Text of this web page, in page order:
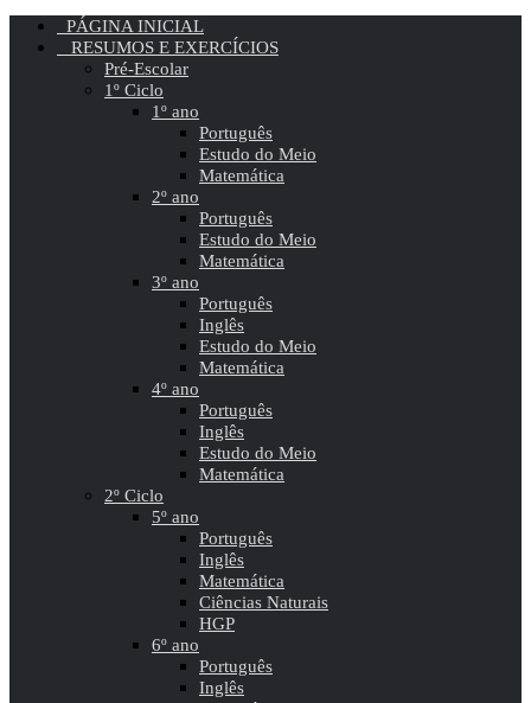
PÁGINA INICIAL
RESUMOS E EXERCÍCIOS
Pré-Escolar
1º Ciclo
1º ano
Português
Estudo do Meio
Matemática
2º ano
Português
Estudo do Meio
Matemática
3º ano
Português
Inglês
Estudo do Meio
Matemática
4º ano
Português
Inglês
Estudo do Meio
Matemática
2º Ciclo
5º ano
Português
Inglês
Matemática
Ciências Naturais
HGP
6º ano
Português
Inglês